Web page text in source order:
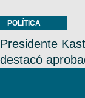
POLÍTICA
Presidente
destacó